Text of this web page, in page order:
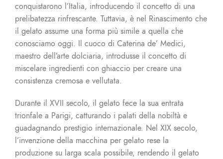
conquistarono l’Italia, introducendo il concetto di una
prelibatezza rinfrescante. Tuttavia, è nel Rinascimento che
il gelato assume una forma più simile a quella che
conosciamo oggi. Il cuoco di Caterina de’ Medici,
maestro dell’arte dolciaria, introdusse il concetto di
miscelare ingredienti con ghiaccio per creare una
consistenza cremosa e vellutata.
Durante il XVII secolo, il gelato fece la sua entrata
trionfale a Parigi, catturando i palati della nobiltà e
guadagnando prestigio internazionale. Nel XIX secolo,
l’invenzione della macchina per gelato rese la
produzione su larga scala possibile, rendendo il gelato